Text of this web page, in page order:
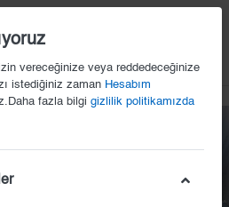
vereceğinize veya reddedeceğinize
istediğiniz zaman Hesabım
fazla bilgi gizlilik politikamızda